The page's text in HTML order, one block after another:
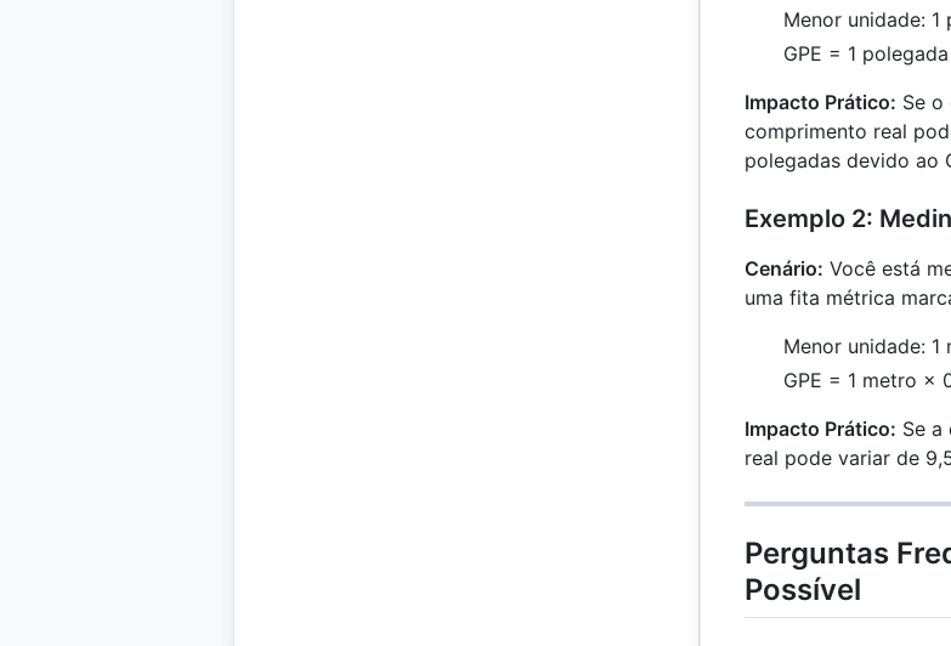
Menor unidade: 1
GPE = 1
Impacto Prático: Se
comprimento real
polegadas devido ao
Exemplo 2:
Cenário: Você está
uma fita métrica
Menor unidade: 1
GPE = 1 metro ×
Impacto Prático: Se a
real pode variar de
Perguntas
Possível